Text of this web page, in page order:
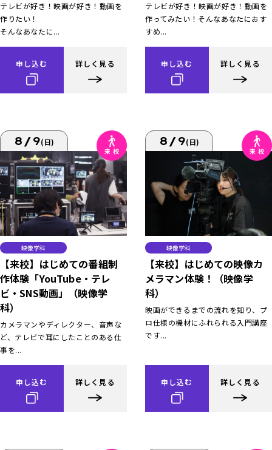
テレビが好き！映画が好き！動画を
作りたい！
そんなあなたに...
申し込む 詳しく見る
テレビが好き！映画が好き！動画を
作ってみたい！そんなあなたにおす
すめ...
申し込む 詳しく見る
8/9(日)
映像学科
【来校】はじめての番組制
作体験「YouTube・テレ
ビ・SNS動画」（映像学
科）
カメラマンやディレクター、音声な
ど、テレビで耳にしたことのある仕
事を...
申し込む 詳しく見る
8/9(日)
映像学科
【来校】はじめての映像カ
メラマン体験！（映像学
科）
映画ができるまでの流れを知り、プ
ロ仕様の機材にふれられる入門講座
です...
申し込む 詳しく見る